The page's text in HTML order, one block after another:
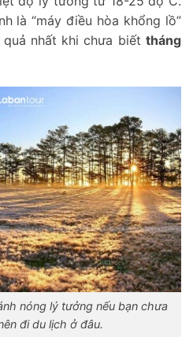
là “máy điều hòa khổng lồ”
nhất khi chưa biết tháng
nóng lý tưởng nếu bạn chưa
đi du lịch ở đâu.